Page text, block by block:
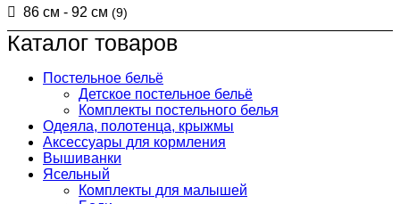
86 см - 92 см (9)
Каталог товаров
Постельное бельё
Детское постельное бельё
Комплекты постельного белья
Одеяла, полотенца, крыжмы
Аксессуары для кормления
Вышиванки
Ясельный
Комплекты для малышей